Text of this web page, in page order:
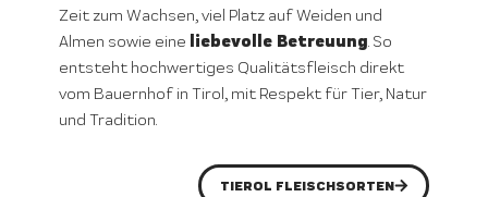
Zeit zum Wachsen, viel Platz auf Weiden und
Almen sowie eine liebevolle Betreuung. So
entsteht hochwertiges Qualitätsfleisch direkt
vom Bauernhof in Tirol, mit Respekt für Tier, Natur
und Tradition.
TIEROL FLEISCHSORTEN